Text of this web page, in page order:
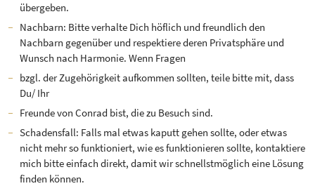
übergeben.
Nachbarn: Bitte verhalte Dich höflich und freundlich den
Nachbarn gegenüber und respektiere deren Privatsphäre und
Wunsch nach Harmonie. Wenn Fragen
bzgl. der Zugehörigkeit aufkommen sollten, teile bitte mit, dass
Du/ Ihr
Freunde von Conrad bist, die zu Besuch sind.
Schadensfall: Falls mal etwas kaputt gehen sollte, oder etwas
nicht mehr so funktioniert, wie es funktionieren sollte, kontaktiere
mich bitte einfach direkt, damit wir schnellstmöglich eine Lösung
finden können.